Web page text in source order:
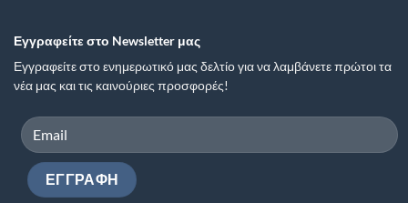
Εγγραφείτε στο Newsletter μας
Εγγραφείτε στο ενημερωτικό μας δελτίο για να λαμβάνετε πρώτοι τα
νέα μας και τις καινούριες προσφορές!